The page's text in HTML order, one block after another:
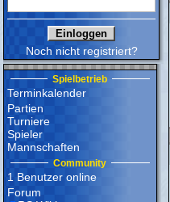
Noch nicht registriert?
Spielbetrieb
Terminkalender
Partien
Turniere
Spieler
Mannschaften
Community
1 Benutzer online
Forum